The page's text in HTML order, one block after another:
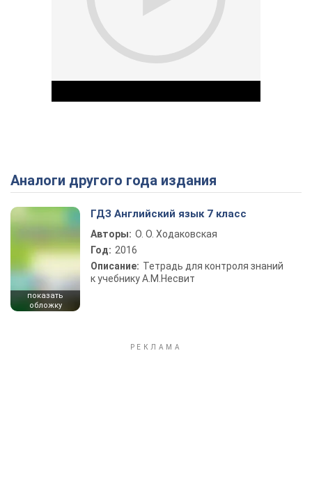
Play Video
Аналоги другого года издания
показать
обложку
ГДЗ Английский язык 7 класс
Авторы: О. О. Ходаковская
Год: 2016
Описание: Тетрадь для контроля знаний
к учебнику А.М.Несвит